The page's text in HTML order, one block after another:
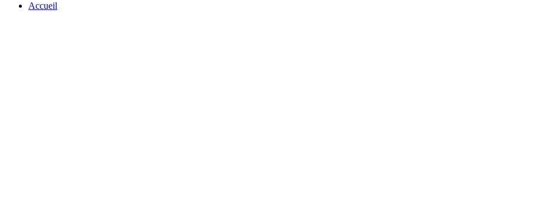
Accueil